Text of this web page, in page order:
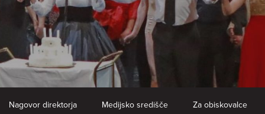
Nagovor direktorja Medijsko središče Za obiskovalce